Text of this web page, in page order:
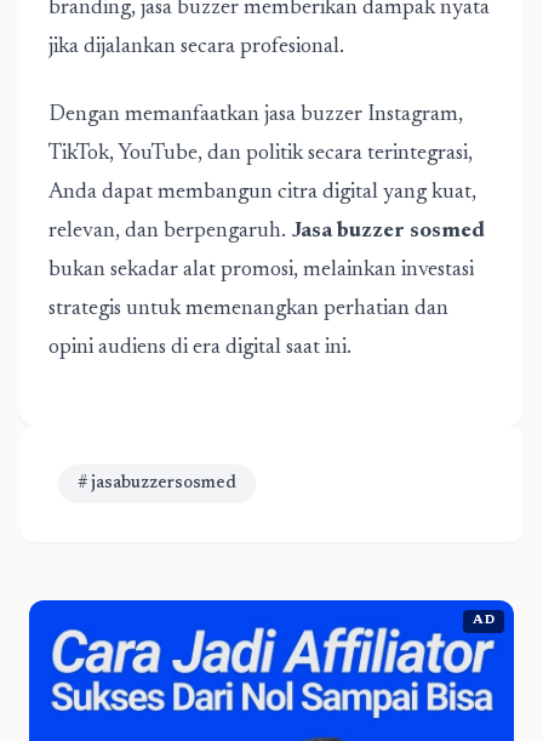
branding, jasa buzzer memberikan dampak nyata
jika dijalankan secara profesional.
Dengan memanfaatkan jasa buzzer Instagram,
TikTok, YouTube, dan politik secara terintegrasi,
Anda dapat membangun citra digital yang kuat,
relevan, dan berpengaruh. Jasa buzzer sosmed
bukan sekadar alat promosi, melainkan investasi
strategis untuk memenangkan perhatian dan
opini audiens di era digital saat ini.
# jasabuzzersosmed
AD